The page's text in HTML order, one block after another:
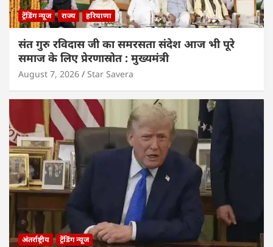
ट्रेंडिंग न्यूज राज्य हरियाणा
संत गुरु रविदास जी का समरसता संदेश आज भी पूरे
समाज के लिए प्रेरणास्रोत : मुख्यमंत्री
August 7, 2026 Star Savera
अंतर्राष्ट्रीय ट्रेंडिंग न्यूज